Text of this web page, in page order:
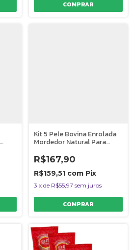
Kit 5 Pele Bovina Enrolada
Mordedor Natural Para
R$167,90
R$159,51 com Pix
3 x de R$55,97 sem juros